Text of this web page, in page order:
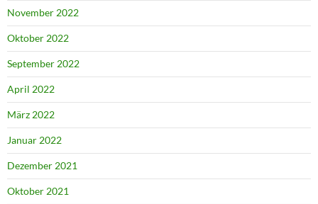
November 2022
Oktober 2022
September 2022
April 2022
März 2022
Januar 2022
Dezember 2021
Oktober 2021